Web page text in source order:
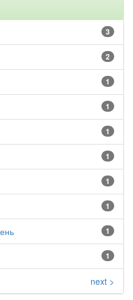
3
2
1
1
1
1
1
1
1
1
next >